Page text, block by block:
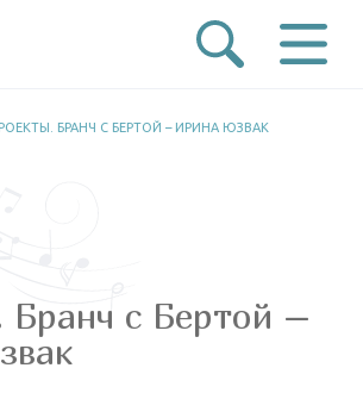
БРАНЧ С БЕРТОЙ – ИРИНА ЮЗВАК
Бранч с Бертой –